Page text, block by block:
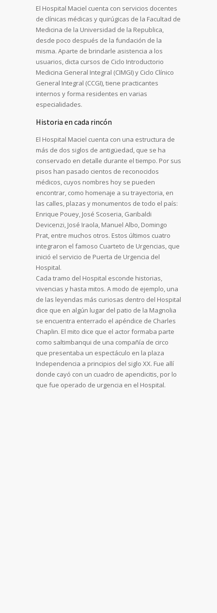
El Hospital Maciel cuenta con servicios docentes
de clínicas médicas y quirúgicas de la Facultad de
Medicina de la Universidad de la Republica,
desde poco después de la fundación de la
misma. Aparte de brindarle asistencia a los
usuarios, dicta cursos de Ciclo Introductorio
Medicina General Integral (CIMGI) y Ciclo Clínico
General Integral (CCGI), tiene practicantes
internos y forma residentes en varias
especialidades.
Historia en cada rincón
El Hospital Maciel cuenta con una estructura de
más de dos siglos de antigüedad, que se ha
conservado en detalle durante el tiempo. Por sus
pisos han pasado cientos de reconocidos
médicos, cuyos nombres hoy se pueden
encontrar, como homenaje a su trayectoria, en
las calles, plazas y monumentos de todo el país:
Enrique Pouey, José Scoseria, Garibaldi
Devicenzi, José Iraola, Manuel Albo, Domingo
Prat, entre muchos otros. Estos últimos cuatro
integraron el famoso Cuarteto de Urgencias, que
inició el servicio de Puerta de Urgencia del
Hospital.
Cada tramo del Hospital esconde historias,
vivencias y hasta mitos. A modo de ejemplo, una
de las leyendas más curiosas dentro del Hospital
dice que en algún lugar del patio de la Magnolia
se encuentra enterrado el apéndice de Charles
Chaplin. El mito dice que el actor formaba parte
como saltimbanqui de una compañía de circo
que presentaba un espectáculo en la plaza
Independencia a principios del siglo XX. Fue allí
donde cayó con un cuadro de apendicitis, por lo
que fue operado de urgencia en el Hospital.